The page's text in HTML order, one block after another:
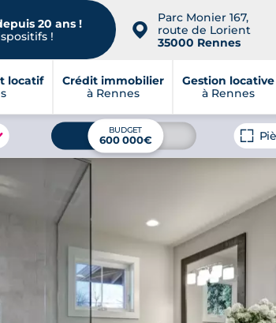
20 ans !
!
📍
Parc Monier 167,
route de Lorient
35000 Rennes
locatif
Crédit immobilier
à Rennes
Gestion locative
à Rennes
BUDGET
600 000€